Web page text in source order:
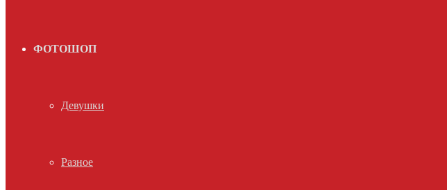
ФОТОШОП
Девушки
Разное